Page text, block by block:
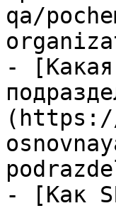
qa/
- [Какая
- [Как